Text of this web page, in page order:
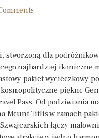
stworzoną dla
najbardziej ikoniczne
pakiet wycieczkowy
piękno
Pass. Od podziwiania
Mount Titlis w ramach
łączy